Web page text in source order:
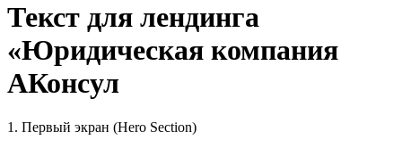
Текст для лендинга
«Юридическая компания
АКонсул
1. Первый экран (Hero Section)